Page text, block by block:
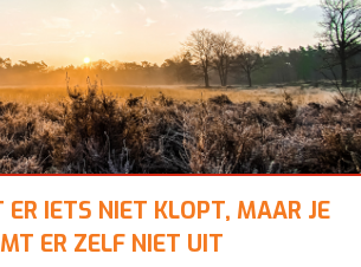
ER IETS NIET KLOPT, MAAR JE
ER ZELF NIET UIT